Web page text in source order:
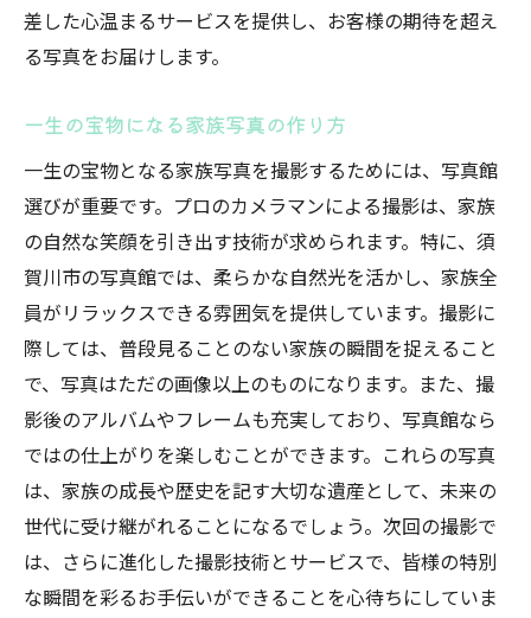
差した心温まるサービスを提供し、お客様の期待を超え
る写真をお届けします。
一生の宝物になる家族写真の作り方
一生の宝物となる家族写真を撮影するためには、写真館
選びが重要です。プロのカメラマンによる撮影は、家族
の自然な笑顔を引き出す技術が求められます。特に、須
賀川市の写真館では、柔らかな自然光を活かし、家族全
員がリラックスできる雰囲気を提供しています。撮影に
際しては、普段見ることのない家族の瞬間を捉えること
で、写真はただの画像以上のものになります。また、撮
影後のアルバムやフレームも充実しており、写真館なら
ではの仕上がりを楽しむことができます。これらの写真
は、家族の成長や歴史を記す大切な遺産として、未来の
世代に受け継がれることになるでしょう。次回の撮影で
は、さらに進化した撮影技術とサービスで、皆様の特別
な瞬間を彩るお手伝いができることを心待ちにしていま